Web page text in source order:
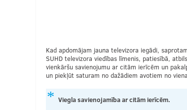
Kad apdomājam jauna televizora iegādi,
SUHD televizora viedības līmenis, patiesībā,
vienkāršu savienojumu ar citām ierīcēm un
un piekļūt saturam no dažādiem avotiem no
Viegla savienojamība ar citām ierīcēm.